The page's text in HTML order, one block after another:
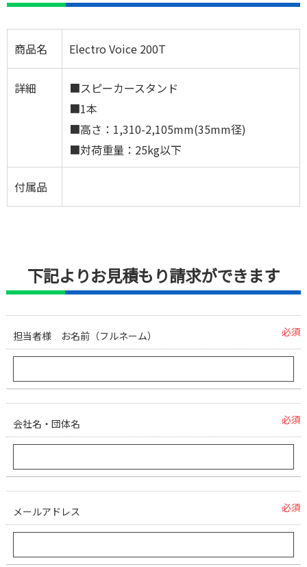
商品名 Electro Voice 200T
詳細
■スピーカースタンド
■1本
■高さ：1,310-2,105mm(35mm径)
■対荷重量：25kg以下
付属品
下記よりお見積もり請求ができます
担当者様 お名前（フルネーム） 必須
会社名・団体名 必須
メールアドレス 必須